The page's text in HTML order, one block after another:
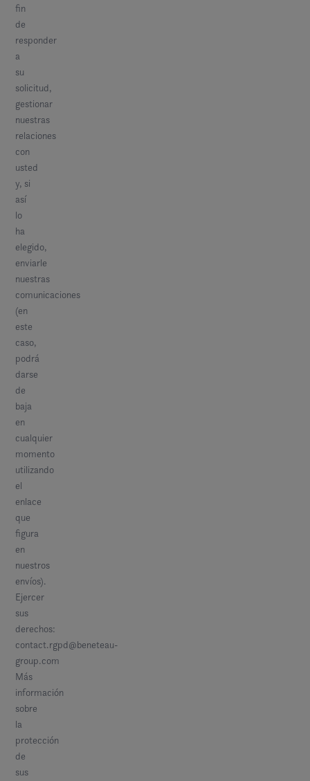
fin
de
responder
a
su
solicitud,
gestionar
nuestras
relaciones
con
usted
y, si
así
lo
ha
elegido,
enviarle
nuestras
comunicaciones
(en
este
caso,
podrá
darse
de
baja
en
cualquier
momento
utilizando
el
enlace
que
figura
en
nuestros
envíos).
Ejercer
sus
derechos:
contact.rgpd@beneteau-
group.com
Más
información
sobre
la
protección
de
sus